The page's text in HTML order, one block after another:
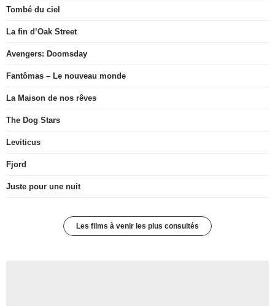
Tombé du ciel
La fin d’Oak Street
Avengers: Doomsday
Fantômas – Le nouveau monde
La Maison de nos rêves
The Dog Stars
Leviticus
Fjord
Juste pour une nuit
Les films à venir les plus consultés